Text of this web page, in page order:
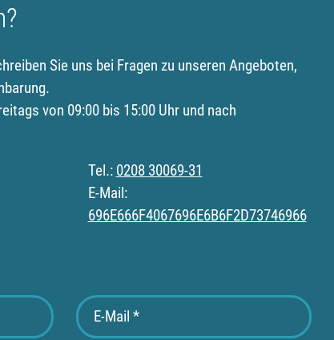
Sie uns bei Fragen zu unseren Angeboten,
von 09:00 bis 15:00 Uhr und nach
Tel.: 0208 30069-31
E-Mail:
696E666F4067696E6B6F2D73746966